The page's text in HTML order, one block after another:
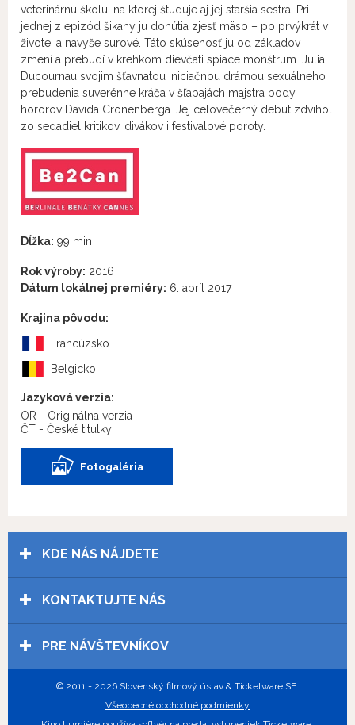
veterinárnu školu, na ktorej študuje aj jej staršia sestra. Pri
jednej z epizód šikany ju donútia zjesť mäso – po prvýkrát v
živote, a navyše surové. Táto skúsenosť ju od základov
zmení a prebudí v krehkom dievčati spiace monštrum. Julia
Ducournau svojim šťavnatou iniciačnou drámou sexuálneho
prebudenia suverénne kráča v šľapajách majstra body
hororov Davida Cronenberga. Jej celovečerný debut zdvihol
zo sedadiel kritikov, divákov i festivalové poroty.
Dĺžka: 99 min
Rok výroby: 2016
Dátum lokálnej premiéry: 6. apríl 2017
Krajina pôvodu:
Francúzsko
Belgicko
Jazyková verzia:
OR - Originálna verzia
ČT - České titulky
Fotogaléria
KDE NÁS NÁJDETE
KONTAKTUJTE NÁS
PRE NÁVŠTEVNÍKOV
© 2011 - 2026 Slovenský filmový ústav & Ticketware SE.
Všeobecné obchodné podmienky